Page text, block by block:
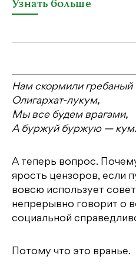
Узнать больше
Нам скормили гребаный
Олигархат-лукум,
Мы все будем врагами,
А буржуй буржую — кум.
А теперь вопрос.
ярость цензоров, если
вовсю использует
непрерывно говорит о
социальной
Потому что это вранье.